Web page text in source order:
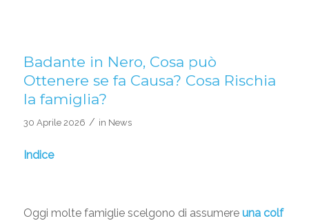
Badante in Nero, Cosa può
Ottenere se fa Causa? Cosa Rischia
la famiglia?
30 Aprile 2026 / in News
Indice
Oggi molte famiglie scelgono di assumere una colf